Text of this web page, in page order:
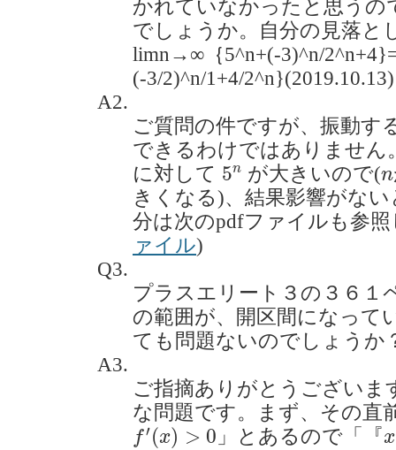
かれていなかったと思うの
でしょうか。自分の見落と
limn→∞｛5^n+(-3)^n/
(-3/2)^n/1+4/2^n}(2019.10.13)
A2.
ご質問の件ですが、振動す
できるわけではありません
に対して 5n
5n が大きいので(n
n
きくなる)、結果影響がな
分は次のpdfファイルも参
ァイル)
Q3.
プラスエリート３の３６１
の範囲が、開区間になって
ても問題ないのでしょうか
A3.
ご指摘ありがとうございま
な問題です。まず、その直
f′(x) > 0
f′(x)>0 」とあるので「『 x
x